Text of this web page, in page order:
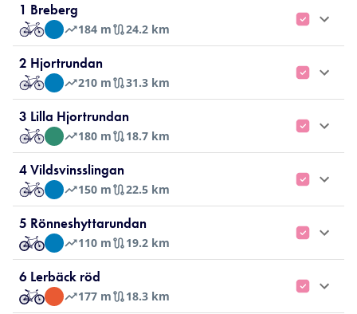
1 Breberg
184 m 24.2 km
2 Hjortrundan
210 m 31.3 km
3 Lilla Hjortrundan
180 m 18.7 km
4 Vildsvinsslingan
150 m 22.5 km
5 Rönneshyttarundan
110 m 19.2 km
6 Lerbäck röd
177 m 18.3 km